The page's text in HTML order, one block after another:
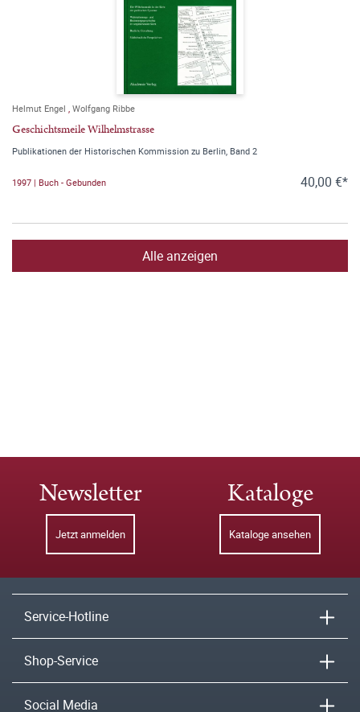
Helmut Engel , Wolfgang Ribbe
Geschichtsmeile Wilhelmstrasse
Publikationen der Historischen Kommission zu Berlin, Band 2
1997 | Buch - Gebunden 40,00 €*
Alle anzeigen
Newsletter
Jetzt anmelden
Kataloge
Kataloge ansehen
Service-Hotline
Shop-Service
Social Media